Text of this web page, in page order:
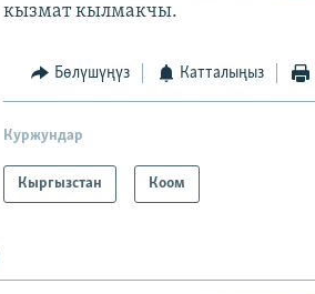
кызмат кылмакчы.
Бөлүшүңүз Катталыңыз
Куржундар
Кыргызстан Коом